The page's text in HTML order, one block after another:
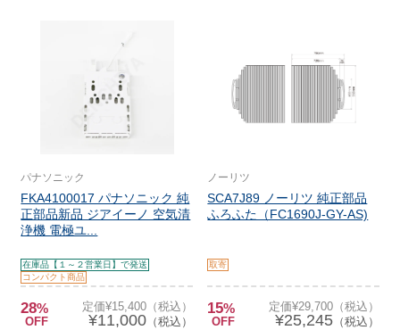
パナソニック
FKA4100017 パナソニック 純
正部品新品 ジアイーノ 空気清
浄機 電極ユ...
在庫品【１～２営業日】で発送
コンパクト商品
28%
OFF
定価¥15,400（税込）
¥11,000（税込）
ノーリツ
SCA7J89 ノーリツ 純正部品
ふろふた（FC1690J-GY-AS)
取寄
15%
OFF
定価¥29,700（税込）
¥25,245（税込）